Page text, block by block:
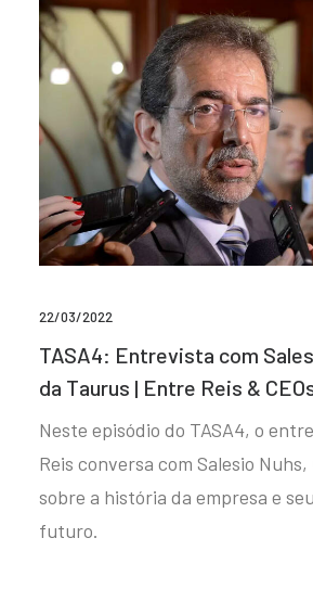
22/03/2022
TASA4: Entrevista com
da Taurus | Entre Reis &
Neste episódio do TASA4, o
Reis conversa com Salesio
sobre a história da empresa e
futuro.